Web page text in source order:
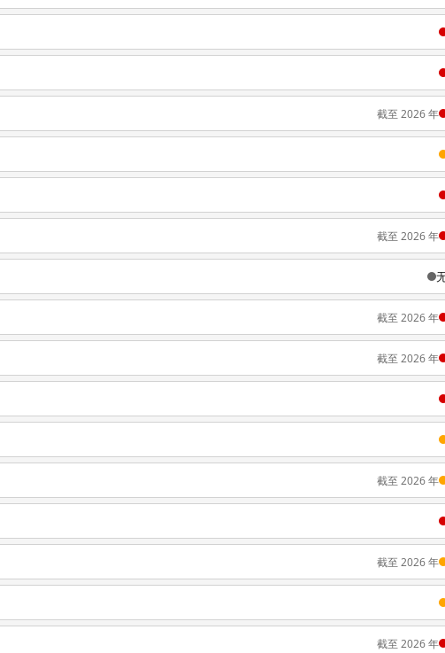
截至 2026 年
截至 2026 年
截至 2026 年
截至 2026 年
截至 2026 年
截至 2026 年
截至 2026 年